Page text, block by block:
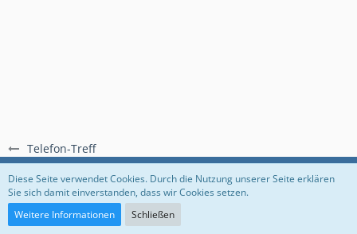
Telefon-Treff
Regeln Datenschutzerklärung Impressum
Community-Software:
Diese Seite verwendet Cookies. Durch die Nutzung unserer Seite erklären
Sie sich damit einverstanden, dass wir Cookies setzen.
Weitere Informationen
Schließen